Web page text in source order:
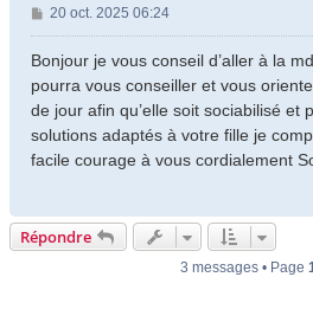
M
e
s
g
e
20 oct. 2025 06:24
Bonjour je vous conseil d’aller à la
pourra vous conseiller et vous
de jour afin qu’elle soit sociabilisé et
solutions adaptés à votre fille je
facile courage à vous cordialement
Répondre
3 messages • Page